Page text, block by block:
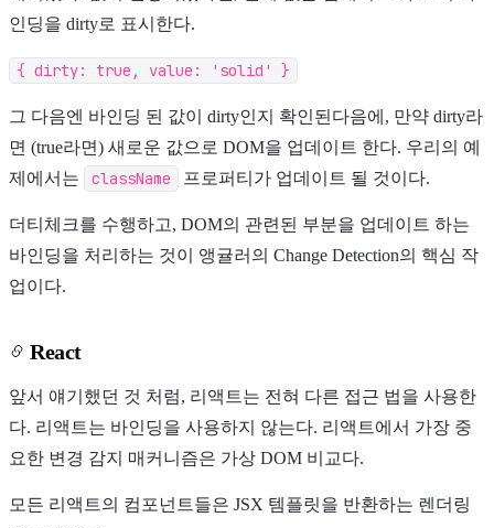
인딩을 dirty로 표시한다.
{ dirty: true, value: 'solid' }
그 다음엔 바인딩 된 값이 dirty인지 확인된다음에, 만약 dirty라
면 (true라면) 새로운 값으로 DOM을 업데이트 한다. 우리의 예
제에서는
className 프로퍼티가 업데이트 될 것이다.
더티체크를 수행하고, DOM의 관련된 부분을 업데이트 하는
바인딩을 처리하는 것이 앵귤러의 Change Detection의 핵심 작
업이다.
React
앞서 얘기했던 것 처럼, 리액트는 전혀 다른 접근 법을 사용한
다. 리액트는 바인딩을 사용하지 않는다. 리액트에서 가장 중
요한 변경 감지 매커니즘은 가상 DOM 비교다.
모든 리액트의 컴포넌트들은 JSX 템플릿을 반환하는 렌더링